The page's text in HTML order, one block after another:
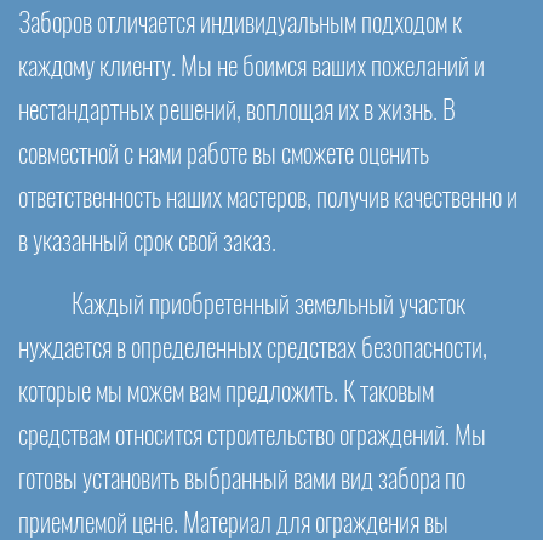
Заборов отличается индивидуальным подходом к
каждому клиенту. Мы не боимся ваших пожеланий и
нестандартных решений, воплощая их в жизнь. В
совместной с нами работе вы сможете оценить
ответственность наших мастеров, получив качественно и
в указанный срок свой заказ.
Каждый приобретенный земельный участок
нуждается в определенных средствах безопасности,
которые мы можем вам предложить. К таковым
средствам относится строительство ограждений. Мы
готовы установить выбранный вами вид забора по
приемлемой цене. Материал для ограждения вы